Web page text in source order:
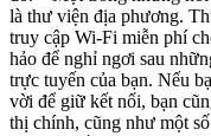
là thư viện địa phương.
truy cập Wi-Fi miễn phí
hảo để nghỉ ngơi sau
trực tuyến của bạn. Nếu
vời để giữ kết nối, bạn
thị chính, cũng như một